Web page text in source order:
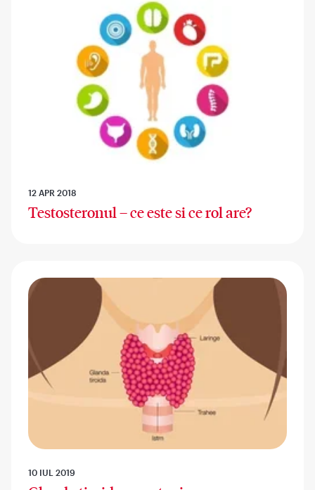
12 APR 2018
Testosteronul – ce este si ce rol are?
10 IUL 2019